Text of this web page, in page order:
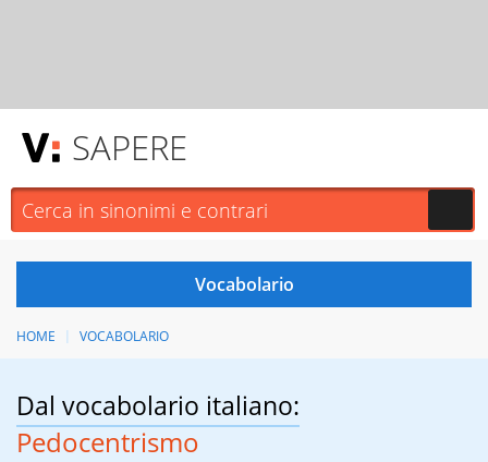
SAPERE
HOME VOCABOLARIO
Dal vocabolario italiano:
Pedocentrismo